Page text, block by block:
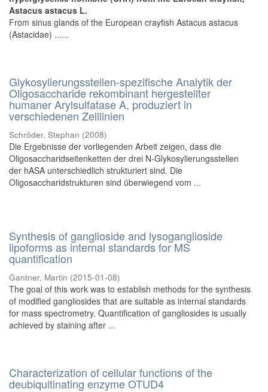
Astacus astacus L.
From sinus glands of the European crayfish Astacus astacus
(Astacidae) ......
Glykosylierungsstellen-spezifische Analytik der
Oligosaccharide rekombinant hergestellter
humaner Arylsulfatase A, produziert in
verschiedenen Zelllinien
Schröder, Stephan (2008)
Die Ergebnisse der vorliegenden Arbeit zeigen, dass die
Oligosaccharidseitenketten der drei N-Glykosylierungsstellen
der hASA unterschiedlich strukturiert sind. Die
Oligosaccharidstrukturen sind überwiegend vom ...
Synthesis of ganglioside and lysoganglioside
lipoforms as internal standards for MS
quantification
Gantner, Martin (2015-01-08)
The goal of this work was to establish methods for the synthesis
of modified gangliosides that are suitable as internal standards
for mass spectrometry. Quantification of gangliosides is usually
achieved by staining after ...
Characterization of cellular functions of the
deubiquitinating enzyme OTUD4